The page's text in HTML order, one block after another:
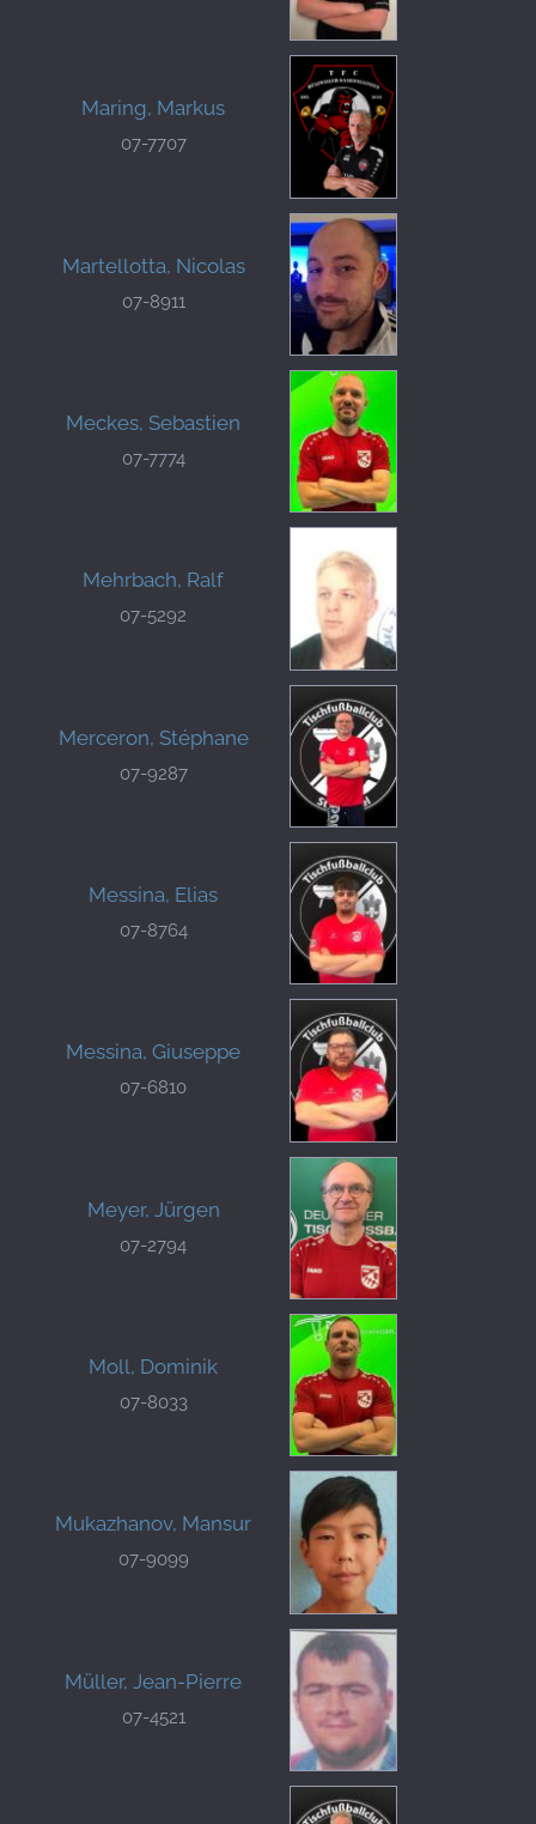
Maring, Markus
07-7707
Martellotta, Nicolas
07-8911
Meckes, Sebastien
07-7774
Mehrbach, Ralf
07-5292
Merceron, Stéphane
07-9287
Messina, Elias
07-8764
Messina, Giuseppe
07-6810
Meyer, Jürgen
07-2794
Moll, Dominik
07-8033
Mukazhanov, Mansur
07-9099
Müller, Jean-Pierre
07-4521